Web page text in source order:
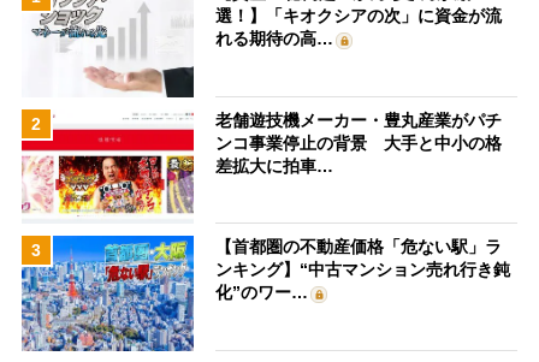
選！】「キオクシアの次」に資金が流
れる期待の高…
2
老舗遊技機メーカー・豊丸産業がパチ
ンコ事業停止の背景 大手と中小の格
差拡大に拍車…
3
【首都圏の不動産価格「危ない駅」ラ
ンキング】“中古マンション売れ行き鈍
化”のワー…